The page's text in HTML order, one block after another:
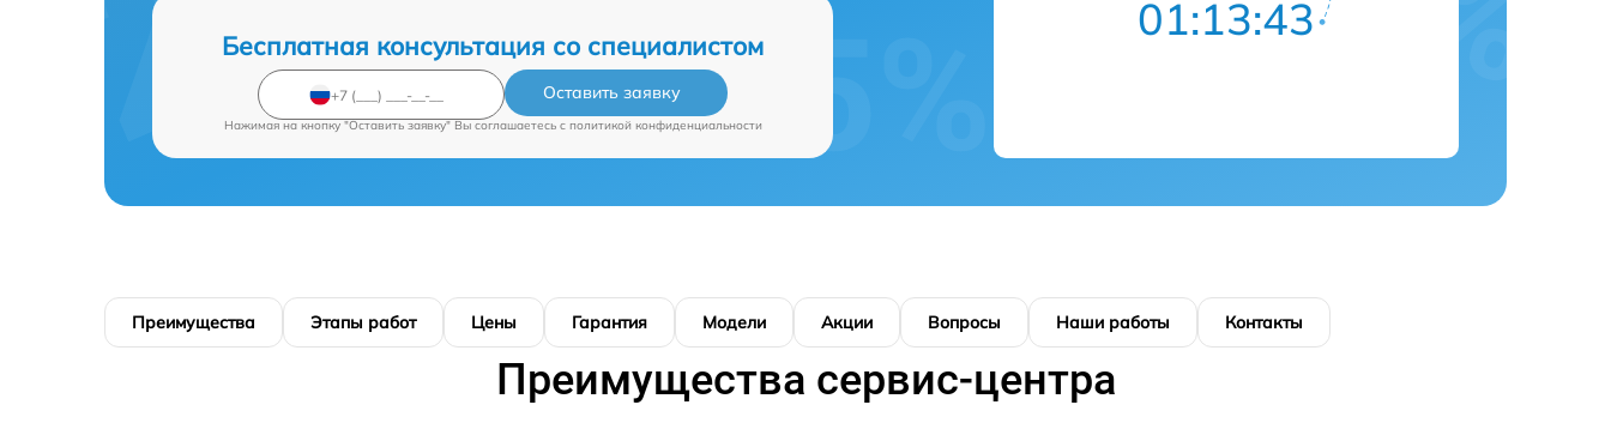
Бесплатная консультация со специалистом
Оставить заявку
Нажимая на кнопку "Оставить заявку" Вы соглашаетесь c политикой конфиденциальности
01:13:43
Преимущества Этапы работ Цены Гарантия Модели Акции Вопросы Наши работы Контакты
Преимущества сервис-центра